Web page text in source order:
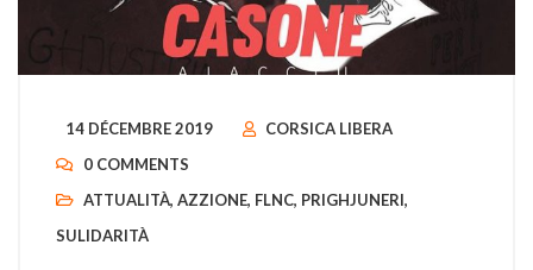
14 DÉCEMBRE 2019
CORSICA LIBERA
0 COMMENTS
ATTUALITÀ, AZZIONE, FLNC, PRIGHJUNERI,
SULIDARITÀ